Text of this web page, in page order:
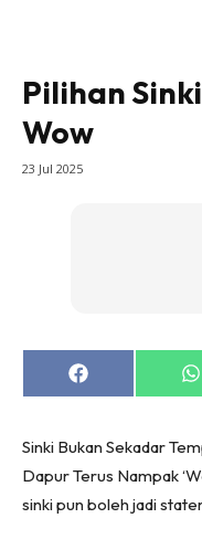
Direktori
Make Over
Dapur
Ruang
Ruang Tamu
Pilihan
Wow
23 Jul 2025
Share
on
Sinki Bukan Sekadar
Dapur Terus Nampak
sinki pun boleh jadi